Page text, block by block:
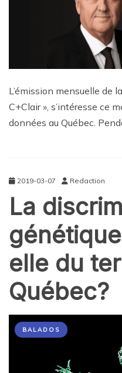
L’émission mensuelle de
C+Clair », s’intéresse ce
données au Québec.
2019-03-07 Redaction
La
elle du
Québec?
BALADOS